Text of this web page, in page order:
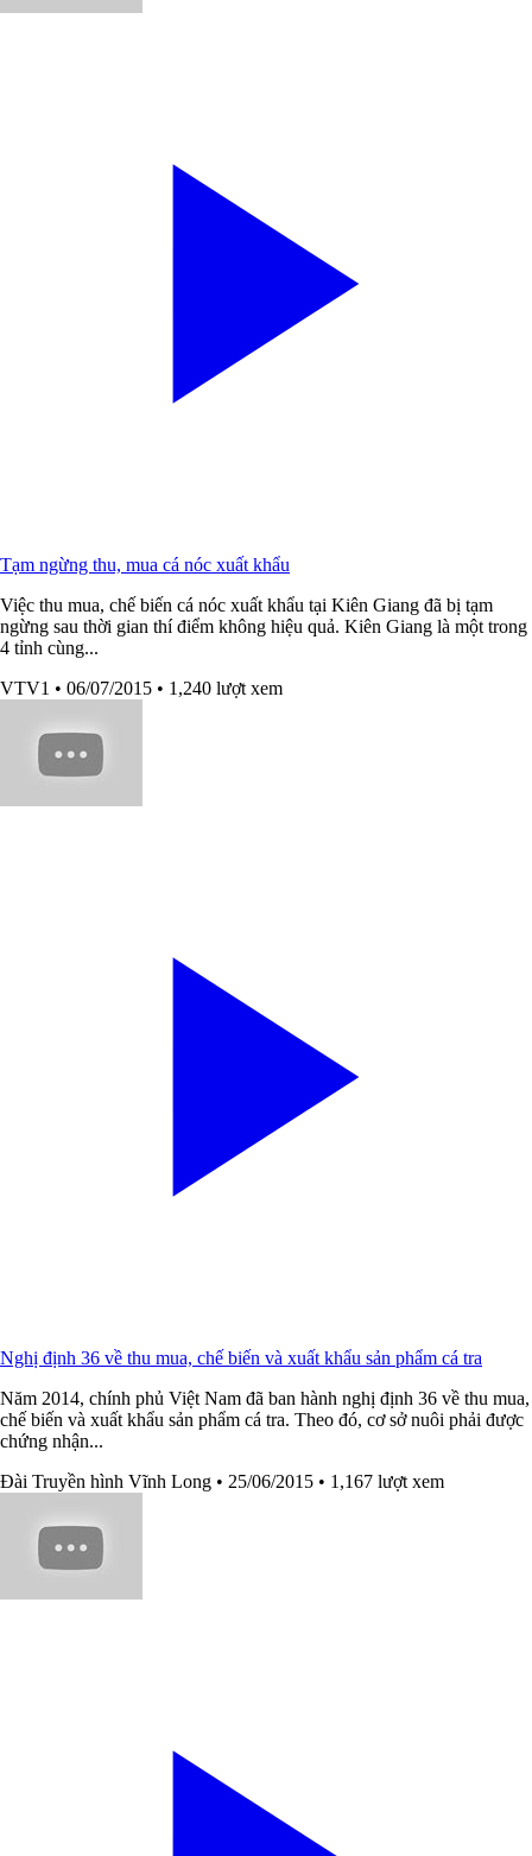
Tạm ngừng thu, mua cá nóc xuất khẩu
Việc thu mua, chế biến cá nóc xuất khẩu tại Kiên Giang đã bị tạm
ngừng sau thời gian thí điểm không hiệu quả. Kiên Giang là một trong
4 tỉnh cùng...
VTV1 • 06/07/2015 • 1,240 lượt xem
Nghị định 36 về thu mua, chế biến và xuất khẩu sản phẩm cá tra
Năm 2014, chính phủ Việt Nam đã ban hành nghị định 36 về thu mua,
chế biến và xuất khẩu sản phẩm cá tra. Theo đó, cơ sở nuôi phải được
chứng nhận...
Đài Truyền hình Vĩnh Long • 25/06/2015 • 1,167 lượt xem